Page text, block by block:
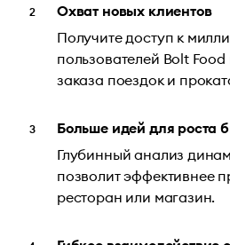
Охват новых клиентов
Получите доступ к
пользователей Bolt
заказа поездок и
Больше идей для роста
Глубинный анализ
позволит эффективнее
ресторан или магазин.